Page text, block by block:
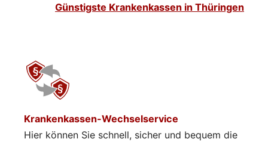
Günstigste Krankenkassen in Thüringen
Krankenkassen-Wechselservice
Hier können Sie schnell, sicher und bequem die